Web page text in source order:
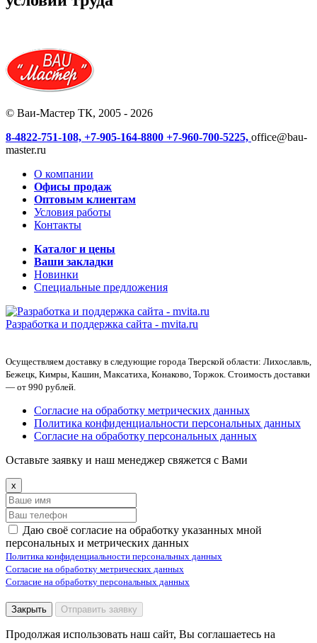
© Ваи-Мастер ТК, 2005 - 2026
8-4822-751-108, +7-905-164-8800 +7-960-700-5225, office@bau-
master.ru
О компании
Офисы продаж
Оптовым клиентам
Условия работы
Контакты
Каталог и цены
Ваши закладки
Новинки
Специальные предложения
Разработка и поддержка сайта - mvita.ru
Осуществляем доставку в следующие города Тверской области: Лихославль,
Бежецк, Кимры, Кашин, Максатиха, Конаково, Торжок. Стоимость доставки
— от 990 рублей.
Согласие на обработку метрических данных
Политика конфиденциальности персональных данных
Согласие на обработку персональных данных
Оставьте заявку и наш менеджер свяжется с Вами
x
Даю своё согласие на обработку указанных мной
персональных и метрических данных
Политика конфиденциальности персональных данных
Согласие на обработку метрических данных
Согласие на обработку персональных данных
Закрыть Отправить заявку
Продолжая использовать наш сайт, Вы соглашаетесь на